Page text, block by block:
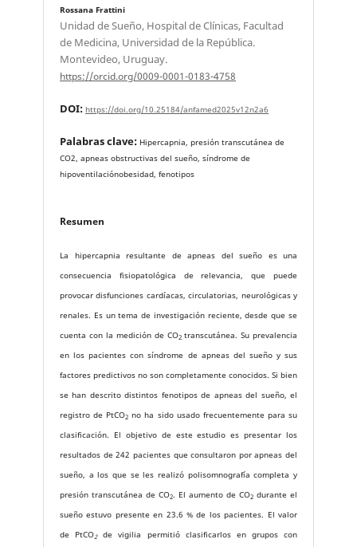
Rossana Frattini
Unidad de Sueño, Hospital de Clínicas, Facultad
de Medicina, Universidad de la República.
Montevideo, Uruguay.
https://orcid.org/0009-0001-0183-4758
DOI: https://doi.org/10.25184/anfamed2025v12n2a6
Palabras clave: Hipercapnia, presión transcutánea de
CO2, apneas obstructivas del sueño, síndrome de
hipoventilaciónobesidad, fenotipos
Resumen
La hipercapnia resultante de apneas del sueño es una
consecuencia fisiopatológica de relevancia, que puede
provocar disfunciones cardíacas, circulatorias, neurológicas y
renales. Es un tema de investigación reciente, desde que se
cuenta con la medición de CO2 transcutánea. Su prevalencia
en los pacientes con síndrome de apneas del sueño y sus
factores predictivos no son completamente conocidos. Si bien
se han descrito distintos fenotipos de apneas del sueño, el
registro de PtCO2 no ha sido usado frecuentemente para su
clasificación. El objetivo de este estudio es presentar los
resultados de 242 pacientes que consultaron por apneas del
sueño, a los que se les realizó polisomnografía completa y
presión transcutánea de CO2. El aumento de CO2 durante el
sueño estuvo presente en 23.6 % de los pacientes. El valor
de PtCO2de vigilia permitió clasificarlos en grupos con